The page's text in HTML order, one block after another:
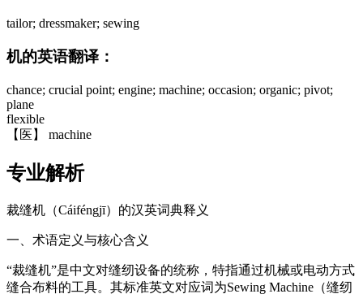
tailor; dressmaker; sewing
机的英语翻译：
chance; crucial point; engine; machine; occasion; organic; pivot;
plane
flexible
【医】 machine
专业解析
裁缝机（Cáiféngjī）的汉英词典释义
一、术语定义与核心含义
“裁缝机”是中文对缝纫设备的统称，特指通过机械或电动方式
缝合布料的工具。其标准英文对应词为Sewing Machine（缝纫